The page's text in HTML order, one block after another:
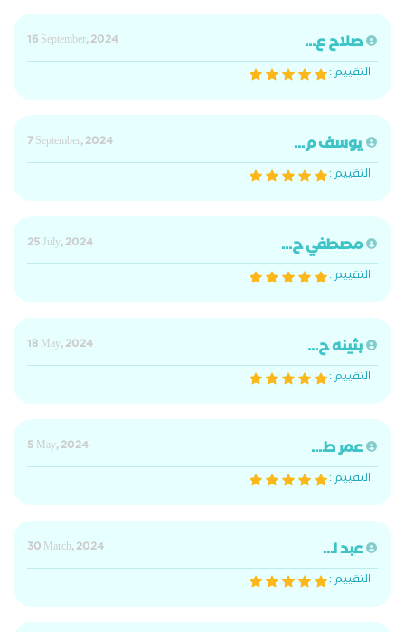
صلاح ع...
16 September, 2024
التقييم :
يوسف م...
7 September, 2024
التقييم :
مصطفي ح...
25 July, 2024
التقييم :
بثينه ح...
18 May, 2024
التقييم :
عمر ط...
5 May, 2024
التقييم :
عبد ا...
30 March, 2024
التقييم :